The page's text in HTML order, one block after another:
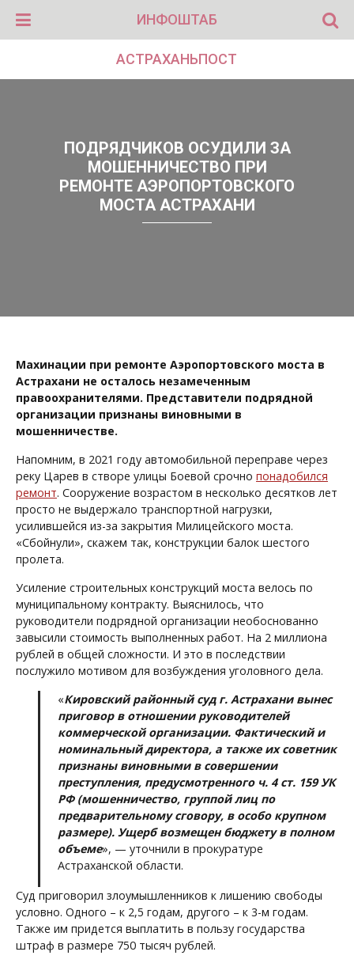
ИНФОШТАБ
АСТРАХАНЬПОСТ
ПОДРЯДЧИКОВ ОСУДИЛИ ЗА
МОШЕННИЧЕСТВО ПРИ
РЕМОНТЕ АЭРОПОРТОВСКОГО
МОСТА АСТРАХАНИ
Махинации при ремонте Аэропортовского моста в
Астрахани не осталось незамеченным
правоохранителями. Представители подрядной
организации признаны виновными в
мошенничестве.
Напомним, в 2021 году автомобильной переправе через
реку Царев в створе улицы Боевой срочно понадобился
ремонт. Сооружение возрастом в несколько десятков лет
просто не выдержало транспортной нагрузки,
усилившейся из-за закрытия Милицейского моста.
«Сбойнули», скажем так, конструкции балок шестого
пролета.
Усиление строительных конструкций моста велось по
муниципальному контракту. Выяснилось, что
руководители подрядной организации необоснованно
завысили стоимость выполненных работ. На 2 миллиона
рублей в общей сложности. И это в последствии
послужило мотивом для возбуждения уголовного дела.
«Кировский районный суд г. Астрахани вынес
приговор в отношении руководителей
коммерческой организации. Фактический и
номинальный директора, а также их советник
признаны виновными в совершении
преступления, предусмотренного ч. 4 ст. 159 УК
РФ (мошенничество, группой лиц по
предварительному сговору, в особо крупном
размере). Ущерб возмещен бюджету в полном
объеме», — уточнили в прокуратуре
Астраханской области.
Суд приговорил злоумышленников к лишению свободы
условно. Одного – к 2,5 годам, другого – к 3-м годам.
Также им придется выплатить в пользу государства
штраф в размере 750 тысяч рублей.